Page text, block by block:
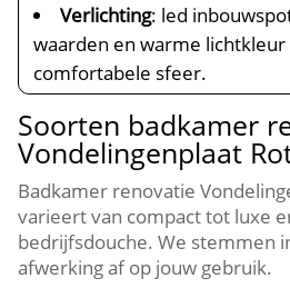
Verlichting: led
waarden en warme
comfortabele sfeer.​
Soorten badkamer
Vondelingenplaat
Badkamer renovatie
varieert van compact tot luxe
bedrijfsdouche.​ We stemmen
afwerking af op jouw gebruik.​